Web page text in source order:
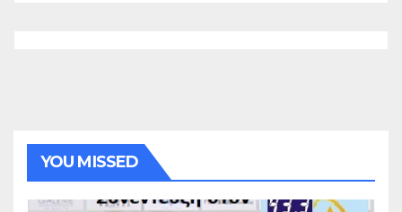
YOU MISSED